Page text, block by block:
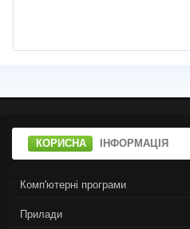
КОРИСНА ІНФОРМАЦІЯ
Комп'ютерні програми
Прилади